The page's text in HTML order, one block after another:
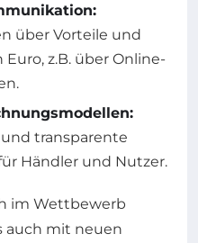
über Vorteile und
z.B. über Online-
transparente
Händler und Nutzer.
im Wettbewerb
auch mit neuen